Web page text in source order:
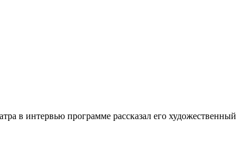
в интервью программе рассказал его художественный